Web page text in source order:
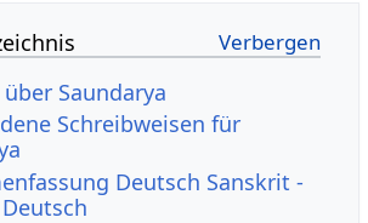
Saundarya
Schreibweisen für
Deutsch Sanskrit -